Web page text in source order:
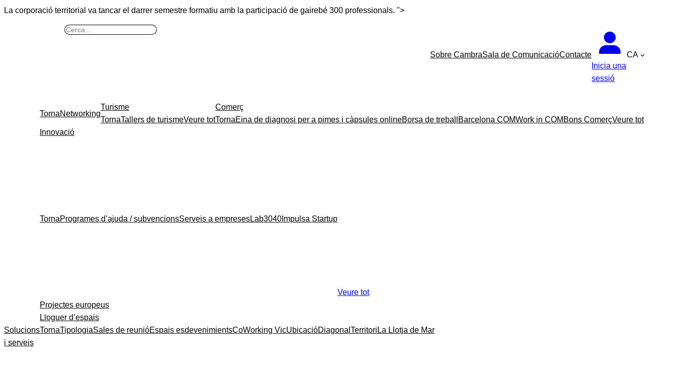
La corporació territorial va tancar el darrer semestre formatiu amb la participació de gairebé 300 professionals. ">
B
Sobre CambraSala de ComunicacióContacte
Inicia una
sessió
CA
Solucions
i serveis
TornaNetworking
Turisme
TornaTallers de turismeVeure tot
Comerç
TornaEina de diagnosi per a pimes i càpsules onlineBorsa de treball Barcelona COMWork in COM Bons ComerçVeure tot
Innovació
TornaProgrames d’ajuda / subvencionsServeis a empresesLab3040 Impulsa Startup
Veure tot
Projectes europeus
Lloguer d’espais
TornaTipologiaSales de reunióEspais esdevenimientsCoWorking VicUbicacióDiagonal TerritoriLa Llotja de Mar